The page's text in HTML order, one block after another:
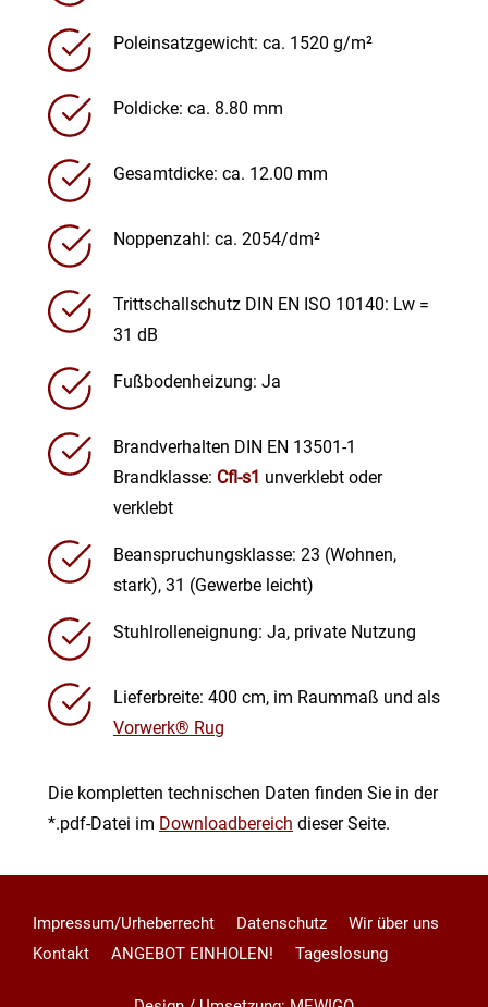
Poleinsatzgewicht: ca. 1520 g/m²
Poldicke: ca. 8.80 mm
Gesamtdicke: ca. 12.00 mm
Noppenzahl: ca. 2054/dm²
Trittschallschutz DIN EN ISO 10140: Lw =
31 dB
Fußbodenheizung: Ja
Brandverhalten DIN EN 13501-1
Brandklasse: Cfl-s1 unverklebt oder
verklebt
Beanspruchungsklasse: 23 (Wohnen,
stark), 31 (Gewerbe leicht)
Stuhlrolleneignung: Ja, private Nutzung
Lieferbreite: 400 cm, im Raummaß und als
Vorwerk® Rug
Die kompletten technischen Daten finden Sie in der
*.pdf-Datei im Downloadbereich dieser Seite.
Impressum/Urheberrecht Datenschutz
Wir über uns
Kontakt
ANGEBOT EINHOLEN! Tageslosung